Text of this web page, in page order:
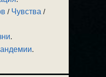
/ Чувства /
.
.